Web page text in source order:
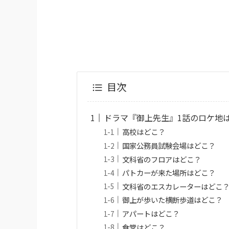
目次
ドラマ『御上先生』1話のロケ地
高校はどこ？
国家公務員試験会場はどこ？
文科省のフロアはどこ？
パトカーが来た場所はどこ？
文科省のエスカレーターはどこ？
御上が歩いた横断歩道はどこ？
アパートはどこ？